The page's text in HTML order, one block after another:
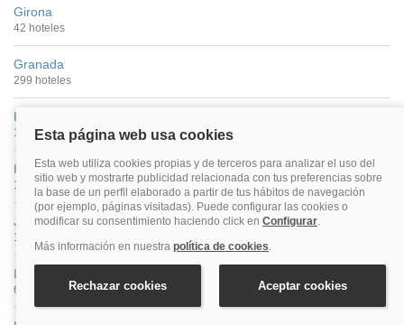
Girona
42 hoteles
Granada
299 hoteles
Huelva
10 hoteles
Huesca
11 hoteles
Jaén
11 hoteles
León
63 hoteles